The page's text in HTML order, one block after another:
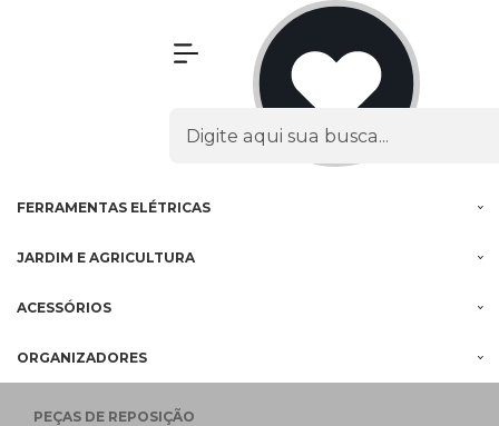
FERRAMENTAS ELÉTRICAS
JARDIM E AGRICULTURA
ACESSÓRIOS
ORGANIZADORES
PEÇAS DE REPOSIÇÃO